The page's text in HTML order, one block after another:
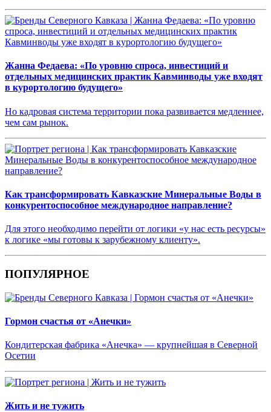
Жанна Федаева: «По уровню спроса, инвестиций и
отдельных медицинских практик Кавминводы уже входят
в курортологию будущего»
Но кадровая система территории пока развивается медленнее,
чем сам рынок.
Как трансформировать Кавказские Минеральные Воды в
конкурентоспособное международное направление?
Для этого необходимо перейти от логики «у нас есть ресурсы»
к логике «мы готовы к зарубежному клиенту».
ПОПУЛЯРНОЕ
Гормон счастья от «Анечки»
Кондитерская фабрика «Анечка» — крупнейшая в Северной
Осетии
Жить и не тужить